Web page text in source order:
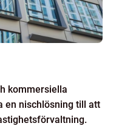
kommersiella
en nischlösning till att